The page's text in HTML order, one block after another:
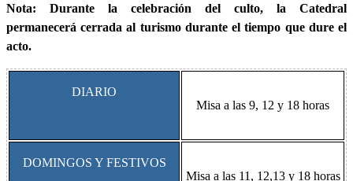
Nota: Durante la celebración del culto, la Catedral
permanecerá cerrada al turismo durante el tiempo que dure el
acto.
DIARIO
Misa a las 9, 12 y 18 horas
DOMINGOS Y FESTIVOS
Misa a las 11, 12,13 y 18 horas